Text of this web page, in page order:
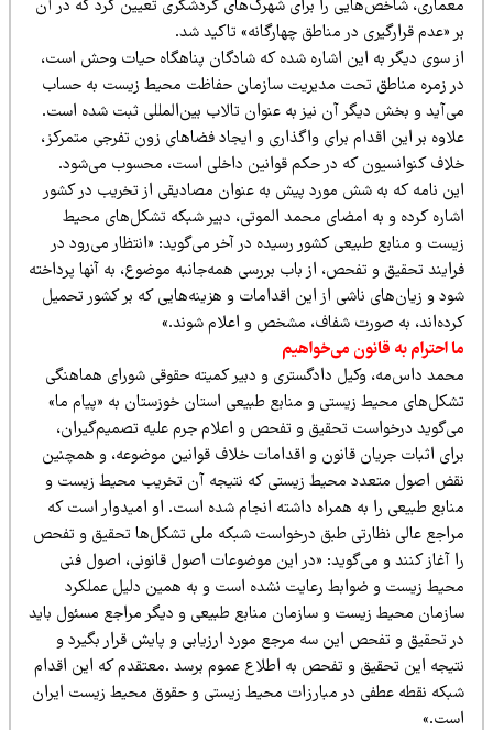
شاخص‌هایی را برای شهرک‌های گردشگری تعیین کرد که در آن
«عدم قرارگیری در مناطق چهارگانه» تاکید شد.
سوی دیگر به این اشاره شده که شادگان پناهگاه حیات وحش است،
زمره مناطق تحت مدیریت سازمان حفاظت محیط زیست به حساب
و بخش دیگر آن نیز به عنوان تالاب بین‌المللی ثبت شده است.
بر این اقدام برای واگذاری و ایجاد فضاهای زون تفرجی متمرکز،
کنوانسیون که در حکم قوانین داخلی است، محسوب می‌شود.
نامه که به شش مورد پیش به عنوان مصادیقی از تخریب در کشور
کرده و به امضای محمد الموتی، دبیر شبکه تشکل‌های محیط
و منابع طبیعی کشور رسیده در آخر می‌گوید: «انتظار می‌رود در
تحقیق و تفحص، از باب بررسی همه‌جانبه موضوع، به آنها پرداخته
و زیان‌های ناشی از این اقدامات و هزینه‌هایی که بر کشور تحمیل
به صورت شفاف، مشخص و اعلام شوند.»
احترام به قانون می‌خواهیم
داس‌مه، وکیل دادگستری و دبیر کمیته حقوقی شورای هماهنگی
محیط زیستی و منابع طبیعی استان خوزستان به «پیام ما»
درخواست تحقیق و تفحص و اعلام جرم علیه تصمیم‌گیران،
اثبات جریان قانون و اقدامات خلاف قوانین موضوعه، و همچنین
اصول متعدد محیط زیستی که نتیجه آن تخریب محیط زیست و
طبیعی را به همراه داشته انجام شده است. او امیدوار است که
عالی نظارتی طبق درخواست شبکه ملی تشکل‌ها تحقیق و تفحص
آغاز کنند و می‌گوید: «در این موضوعات اصول قانونی، اصول فنی
زیست و ضوابط رعایت نشده است و به همین دلیل عملکرد
محیط زیست و سازمان منابع طبیعی و دیگر مراجع مسئول باید
تحقیق و تفحص این سه مرجع مورد ارزیابی و پایش قرار بگیرد و
این تحقیق و تفحص به اطلاع عموم برسد .معتقدم که این اقدام
نقطه عطفی در مبارزات محیط زیستی و حقوق محیط زیست ایران